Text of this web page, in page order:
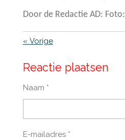
Door de Redactie AD: Foto:
« Vorige
Reactie plaatsen
Naam *
E-mailadres *